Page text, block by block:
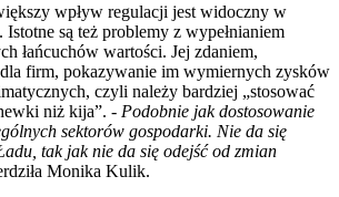
wpływ regulacji jest widoczny w
są też problemy z wypełnianiem
łańcuchów wartości. Jej zdaniem,
dla firm, pokazywanie im wymiernych zysków
czyli należy bardziej „stosować
niż kija”. - Podobnie jak dostosowanie
sektorów gospodarki. Nie da się
tak jak nie da się odejść od zmian
Monika Kulik.